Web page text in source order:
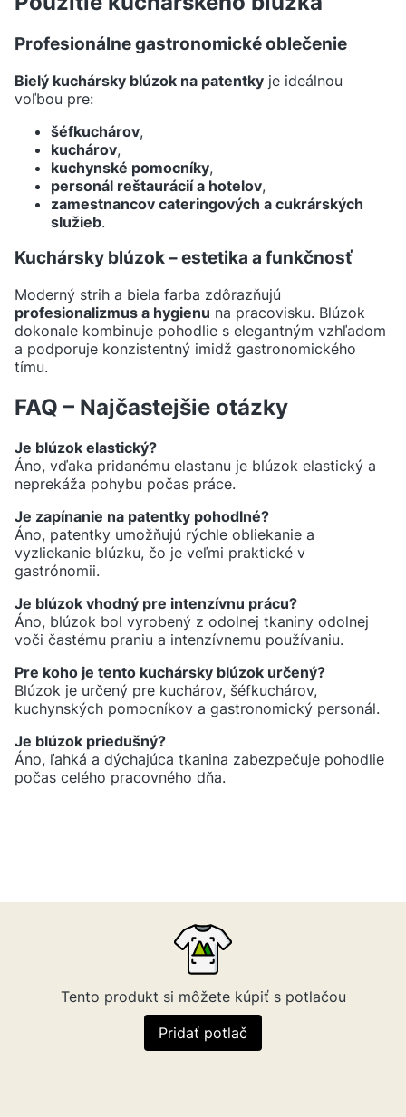
Profesionálne gastronomické oblečenie
Bielý kuchársky blúzok na patentky je ideálnou
voľbou pre:
šéfkuchárov,
kuchárov,
kuchynské pomocníky,
personál reštaurácií a hotelov,
zamestnancov cateringových a cukrárských
služieb.
Kuchársky blúzok – estetika a funkčnosť
Moderný strih a biela farba zdôrazňujú
profesionalizmus a hygienu na pracovisku. Blúzok
dokonale kombinuje pohodlie s elegantným vzhľadom
a podporuje konzistentný imidž gastronomického
tímu.
FAQ – Najčastejšie otázky
Je blúzok elastický?
Áno, vďaka pridanému elastanu je blúzok elastický a
neprekáža pohybu počas práce.
Je zapínanie na patentky pohodlné?
Áno, patentky umožňujú rýchle obliekanie a
vyzliekanie blúzku, čo je veľmi praktické v
gastrónomii.
Je blúzok vhodný pre intenzívnu prácu?
Áno, blúzok bol vyrobený z odolnej tkaniny odolnej
voči častému praniu a intenzívnemu používaniu.
Pre koho je tento kuchársky blúzok určený?
Blúzok je určený pre kuchárov, šéfkuchárov,
kuchynských pomocníkov a gastronomický personál.
Je blúzok priedušný?
Áno, ľahká a dýchajúca tkanina zabezpečuje pohodlie
počas celého pracovného dňa.
Tento produkt si môžete kúpiť s potlačou
Pridať potlač